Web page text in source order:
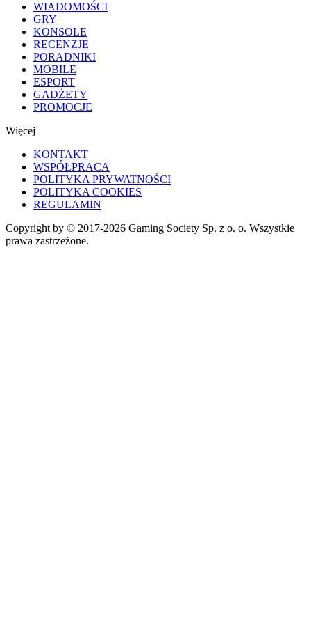
WIADOMOŚCI
GRY
KONSOLE
RECENZJE
PORADNIKI
MOBILE
ESPORT
GADŻETY
PROMOCJE
Więcej
KONTAKT
WSPÓŁPRACA
POLITYKA PRYWATNOŚCI
POLITYKA COOKIES
REGULAMIN
Copyright by © 2017-2026 Gaming Society Sp. z o. o. Wszystkie
prawa zastrzeżone.